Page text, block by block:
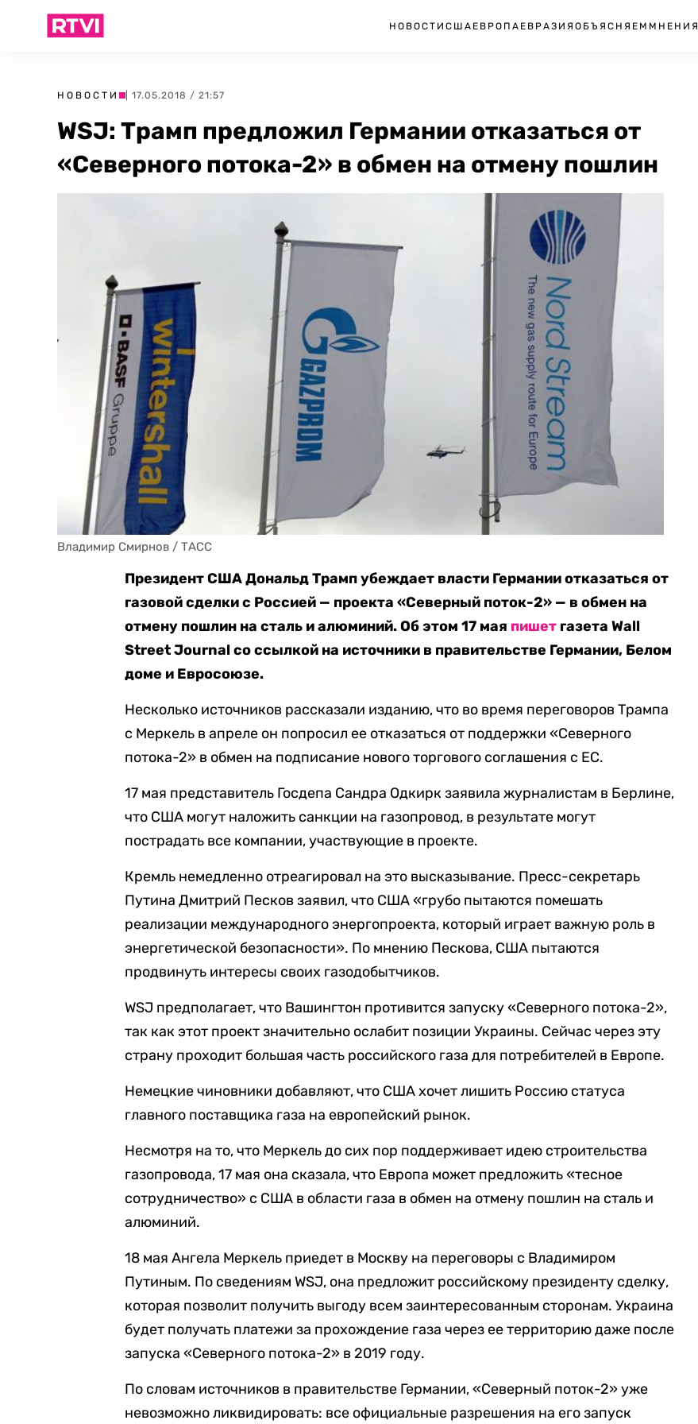
НОВОСТИ США ЕВРОПА ЕВРАЗИЯ ОБЪЯСНЯЕМ МНЕНИЯ
НОВОСТИ | 17.05.2018 / 21:57
WSJ: Трамп предложил Германии отказаться от
«Северного потока-2» в обмен на отмену пошлин
Владимир Смирнов / ТАСС
Президент США Дональд Трамп убеждает власти Германии отказаться от
газовой сделки с Россией — проекта «Северный поток-2» — в обмен на
отмену пошлин на сталь и алюминий. Об этом 17 мая пишет газета Wall
Street Journal со ссылкой на источники в правительстве Германии, Белом
доме и Евросоюзе.
Несколько источников рассказали изданию, что во время переговоров Трампа
с Меркель в апреле он попросил ее отказаться от поддержки «Северного
потока-2» в обмен на подписание нового торгового соглашения с ЕС.
17 мая представитель Госдепа Сандра Одкирк заявила журналистам в Берлине,
что США могут наложить санкции на газопровод, в результате могут
пострадать все компании, участвующие в проекте.
Кремль немедленно отреагировал на это высказывание. Пресс-секретарь
Путина Дмитрий Песков заявил, что США «грубо пытаются помешать
реализации международного энергопроекта, который играет важную роль в
энергетической безопасности». По мнению Пескова, США пытаются
продвинуть интересы своих газодобытчиков.
WSJ предполагает, что Вашингтон противится запуску «Северного потока-2»,
так как этот проект значительно ослабит позиции Украины. Сейчас через эту
страну проходит большая часть российского газа для потребителей в Европе.
Немецкие чиновники добавляют, что США хочет лишить Россию статуса
главного поставщика газа на европейский рынок.
Несмотря на то, что Меркель до сих пор поддерживает идею строительства
газопровода, 17 мая она сказала, что Европа может предложить «тесное
сотрудничество» с США в области газа в обмен на отмену пошлин на сталь и
алюминий.
18 мая Ангела Меркель приедет в Москву на переговоры с Владимиром
Путиным. По сведениям WSJ, она предложит российскому президенту сделку,
которая позволит получить выгоду всем заинтересованным сторонам. Украина
будет получать платежи за прохождение газа через ее территорию даже после
запуска «Северного потока-2» в 2019 году.
По словам источников в правительстве Германии, «Северный поток-2» уже
невозможно ликвидировать: все официальные разрешения на его запуск